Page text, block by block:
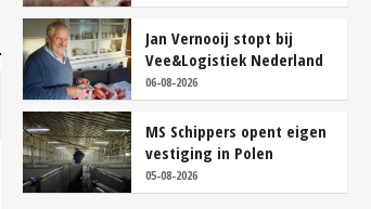
Jan Vernooij stopt bij
Vee&Logistiek Nederland
06-08-2026
MS Schippers opent eigen
vestiging in Polen
05-08-2026